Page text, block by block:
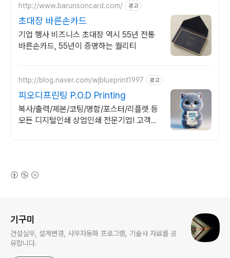
http://www.barunsoncard.com/ 광고
초대장 바른손카드
기업 행사 비즈니스 초대장 역시 55년 전통
바른손카드, 55년이 증명하는 퀄리티
http://blog.naver.com/wjblueprint1997 광고
피오디프린팅 P.O.D Printing
복사/출력/제본/코팅/명함/포스터/리플렛 등
모든 디지털인쇄 상업인쇄 전문기업! 고객만
기구미
건설실무, 설계변경, 사무자동화 프로그램, 기술사 자료를 공
유합니다.